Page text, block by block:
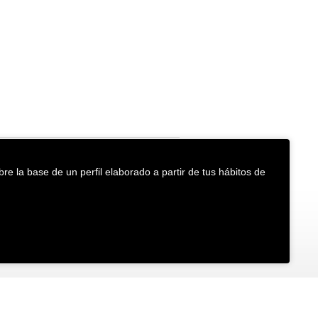
la base de un perfil elaborado a partir de tus hábitos de